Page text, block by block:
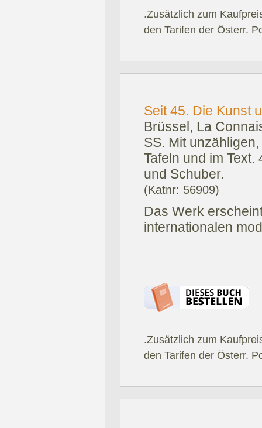
.Zusätzlich zum
den Tarifen der Österr.
Seit 45. Die Kunst
Brüssel, La
SS. Mit
Tafeln und im Text.
und Schuber.
(Katnr: 56909)
Das Werk
internationalen
.Zusätzlich zum
den Tarifen der Österr.